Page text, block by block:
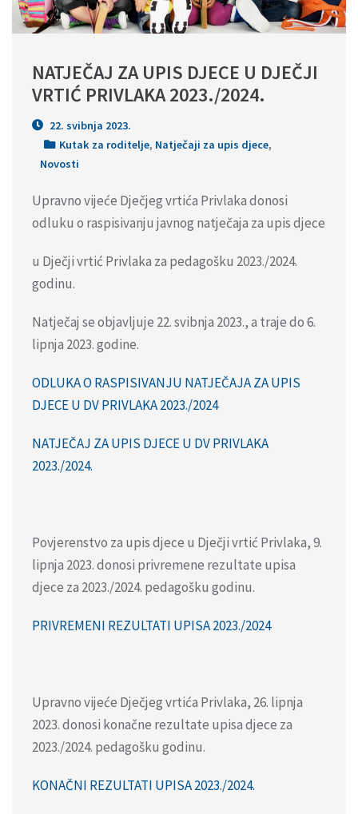
NATJEČAJ ZA UPIS DJECE U DJEČJI
VRTIĆ PRIVLAKA 2023./2024.
22. svibnja 2023.
Kutak za roditelje, Natječaji za upis djece,
Novosti
Upravno vijeće Dječjeg vrtića Privlaka donosi
odluku o raspisivanju javnog natječaja za upis djece
u Dječji vrtić Privlaka za pedagošku 2023./2024.
godinu.
Natječaj se objavljuje 22. svibnja 2023., a traje do 6.
lipnja 2023. godine.
ODLUKA O RASPISIVANJU NATJEČAJA ZA UPIS
DJECE U DV PRIVLAKA 2023./2024
NATJEČAJ ZA UPIS DJECE U DV PRIVLAKA
2023./2024.
Povjerenstvo za upis djece u Dječji vrtić Privlaka, 9.
lipnja 2023. donosi privremene rezultate upisa
djece za 2023./2024. pedagošku godinu.
PRIVREMENI REZULTATI UPISA 2023./2024
Upravno vijeće Dječjeg vrtića Privlaka, 26. lipnja
2023. donosi konačne rezultate upisa djece za
2023./2024. pedagošku godinu.
KONAČNI REZULTATI UPISA 2023./2024.